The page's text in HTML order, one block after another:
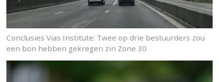
Conclusies Vias Institute: Twee op drie bestuurders zou
een bon hebben gekregen zin Zone 30